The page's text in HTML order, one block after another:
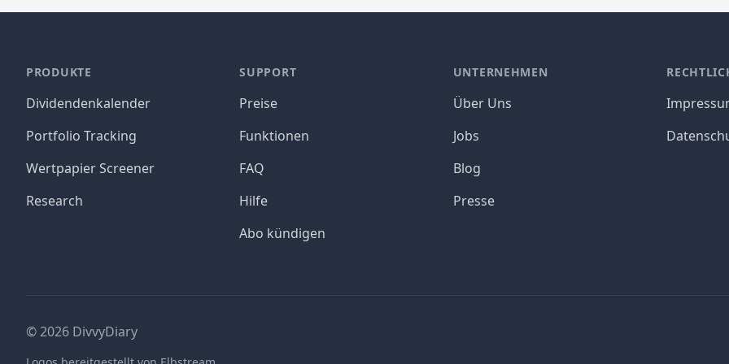
PRODUKTE
Dividendenkalender
Portfolio Tracking
Wertpapier Screener
Research
SUPPORT
Preise
Funktionen
FAQ
Hilfe
Abo kündigen
UNTERNEHMEN
Über Uns
Jobs
Blog
Presse
©2026 DivvyDiary